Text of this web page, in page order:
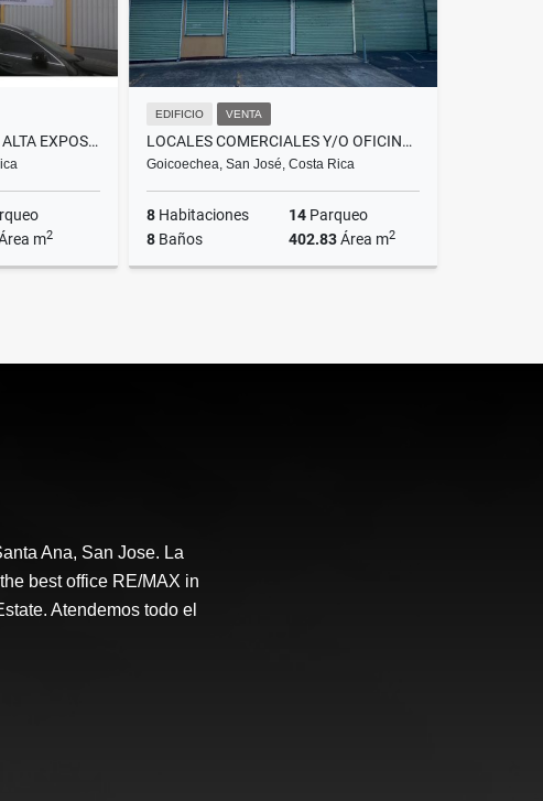
PROPIEDAD COMERCIAL ALTA EXPOSICIÓN,SAN JOSÉ, COSTA RICA MM
m2
EDIFICIO VENTA
LOCALES COMERCIALES Y/O OFICINAS EN GUADALUPE. S JOSÉ, CR MM
Goicoechea, San José, Costa Rica
8Habitaciones 14Parqueo
8Baños 402.83Área m2
Ana, San Jose. La
best office RE/MAX in
Atendemos todo el